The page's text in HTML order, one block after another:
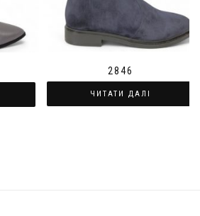
2846
ЧИТАТИ ДАЛІ